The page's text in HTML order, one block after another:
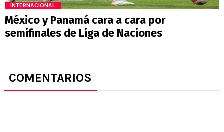
INTERNACIONAL
México y Panamá cara a cara por
semifinales de Liga de Naciones
COMENTARIOS